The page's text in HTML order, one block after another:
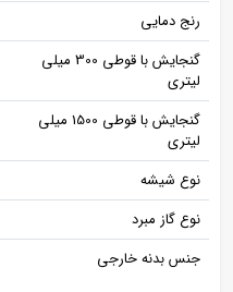
رنج دمایی
گنجایش با قوطی 300 میلی
لیتری
گنجایش با قوطی 1500 میلی
لیتری
نوع شیشه
نوع گاز مبرد
جنس بدنه خارجی